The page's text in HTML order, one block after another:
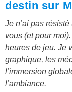
destin sur
Je n’ai pas
vous (et pour
heures de jeu. Je
graphique, les
l’immersion
l’ambiance.